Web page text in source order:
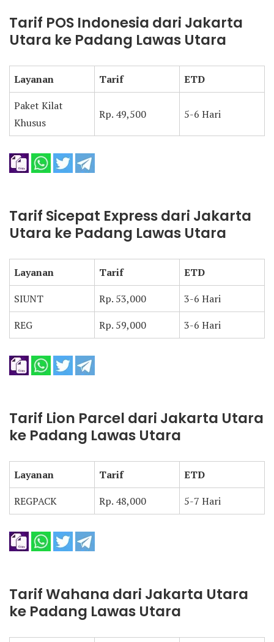
Tarif POS Indonesia dari Jakarta
Utara ke Padang Lawas Utara
Layanan Tarif
ETD
Paket Kilat
Khusus
Rp. 49,500 5-6 Hari
Tarif Sicepat Express dari Jakarta
Utara ke Padang Lawas Utara
Layanan Tarif
ETD
SIUNT
Rp. 53,000
3-6 Hari
REG
Rp. 59,000 3-6 Hari
Tarif Lion Parcel dari Jakarta Utara
ke Padang Lawas Utara
Layanan Tarif
ETD
REGPACK
Rp. 48,000 5-7 Hari
Tarif Wahana dari Jakarta Utara
ke Padang Lawas Utara